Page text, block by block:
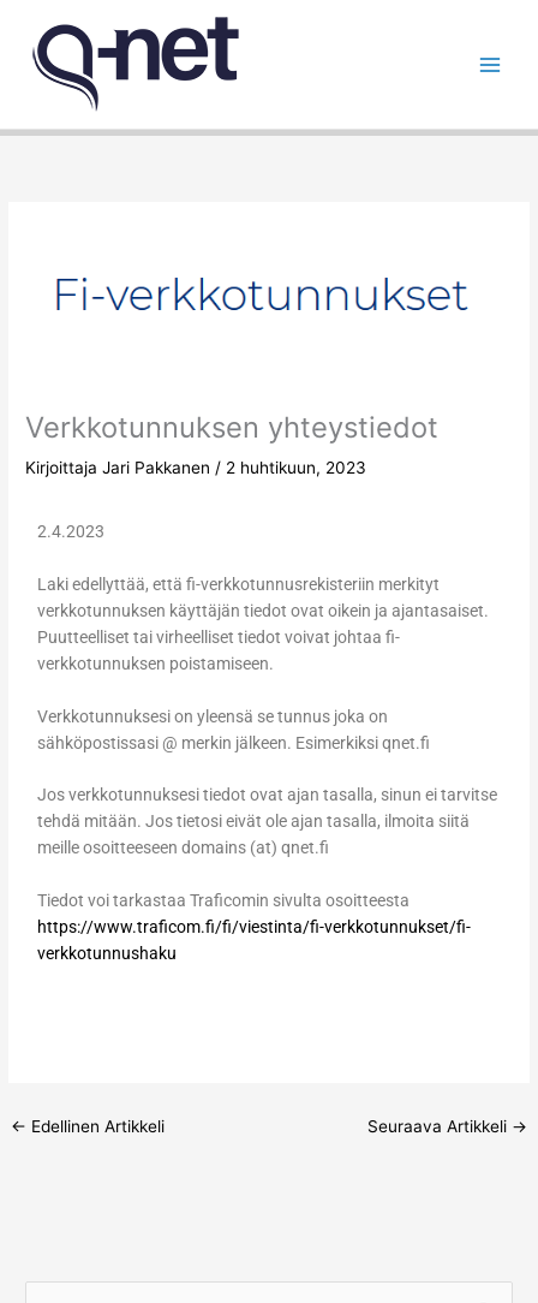
sisältöön
Verkkotunnuksen yhteystiedot
KirjoittajaJari Pakkanen / 2 huhtikuun, 2023
2.4.2023
Laki edellyttää, että fi-verkkotunnusrekisteriin merkityt
verkkotunnuksen käyttäjän tiedot ovat oikein ja ajantasaiset.
Puutteelliset tai virheelliset tiedot voivat johtaa fi-
verkkotunnuksen poistamiseen.
Verkkotunnuksesi on yleensä se tunnus joka on
sähköpostissasi @ merkin jälkeen. Esimerkiksi qnet.fi
Jos verkkotunnuksesi tiedot ovat ajan tasalla, sinun ei tarvitse
tehdä mitään. Jos tietosi eivät ole ajan tasalla, ilmoita siitä
meille osoitteeseen domains (at) qnet.fi
Tiedot voi tarkastaa Traficomin sivulta osoitteesta
https://www.traficom.fi/fi/viestinta/fi-verkkotunnukset/fi-
verkkotunnushaku
← Edellinen Artikkeli Seuraava Artikkeli →